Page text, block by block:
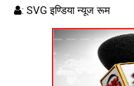
: SVG इण्डिया न्यूज रूम